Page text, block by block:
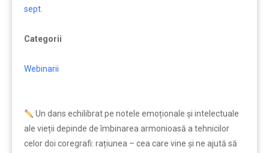
sept.
Categorii
Webinarii
Un dans echilibrat pe notele emoționale și intelectuale
ale vieții depinde de îmbinarea armonioasă a tehnicilor
celor doi coregrafi: rațiunea – cea care vine și ne ajută să